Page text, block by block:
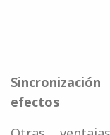
efectos